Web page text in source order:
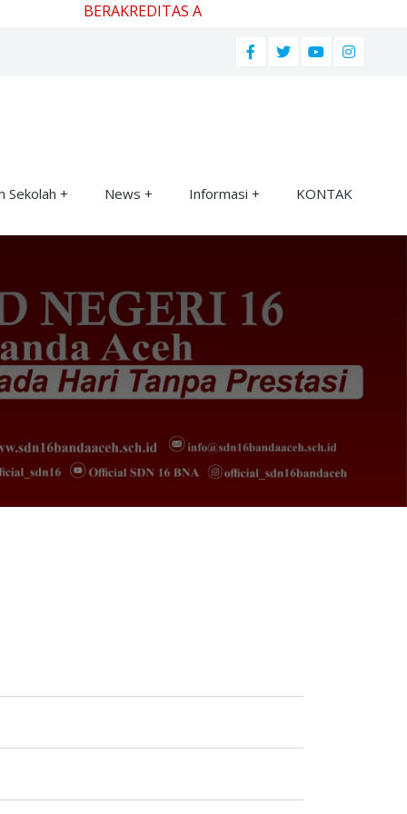
BERAKREDITAS A
Sekolah News Informasi KONTAK